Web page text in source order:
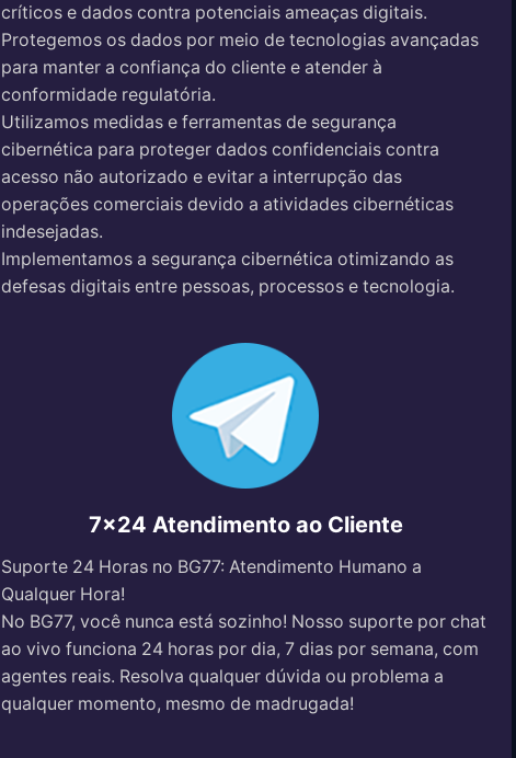
críticos e dados contra potenciais ameaças digitais.
Protegemos os dados por meio de tecnologias avançadas
para manter a confiança do cliente e atender à
conformidade regulatória.
Utilizamos medidas e ferramentas de segurança
cibernética para proteger dados confidenciais contra
acesso não autorizado e evitar a interrupção das
operações comerciais devido a atividades cibernéticas
indesejadas.
Implementamos a segurança cibernética otimizando as
defesas digitais entre pessoas, processos e tecnologia.
7x24 Atendimento ao Cliente
Suporte 24 Horas no BG77: Atendimento Humano a
Qualquer Hora!
No BG77, você nunca está sozinho! Nosso suporte por chat
ao vivo funciona 24 horas por dia, 7 dias por semana, com
agentes reais. Resolva qualquer dúvida ou problema a
qualquer momento, mesmo de madrugada!